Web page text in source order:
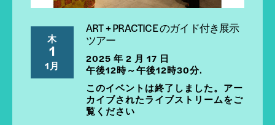
木
1
1月
ART + PRACTICE のガイド付き展示
ツアー
2025 年 2 月 17 日
午後12時～午後12時30分.
このイベントは終了しました。アー
カイブされたライブストリームをご
覧ください